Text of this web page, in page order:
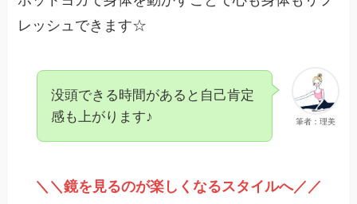
レッシュできます☆
筆者：理美
没頭できる時間があると自己肯定
感も上がります♪
＼＼鏡を見るのが楽しくなるスタイルへ／／